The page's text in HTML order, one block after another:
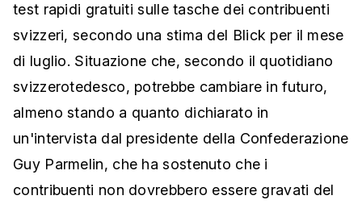
test rapidi gratuiti sulle tasche dei contribuenti
svizzeri, secondo una stima del Blick per il mese
di luglio. Situazione che, secondo il quotidiano
svizzerotedesco, potrebbe cambiare in futuro,
almeno stando a quanto dichiarato in
un'intervista dal presidente della Confederazione
Guy Parmelin, che ha sostenuto che i
contribuenti non dovrebbero essere gravati del